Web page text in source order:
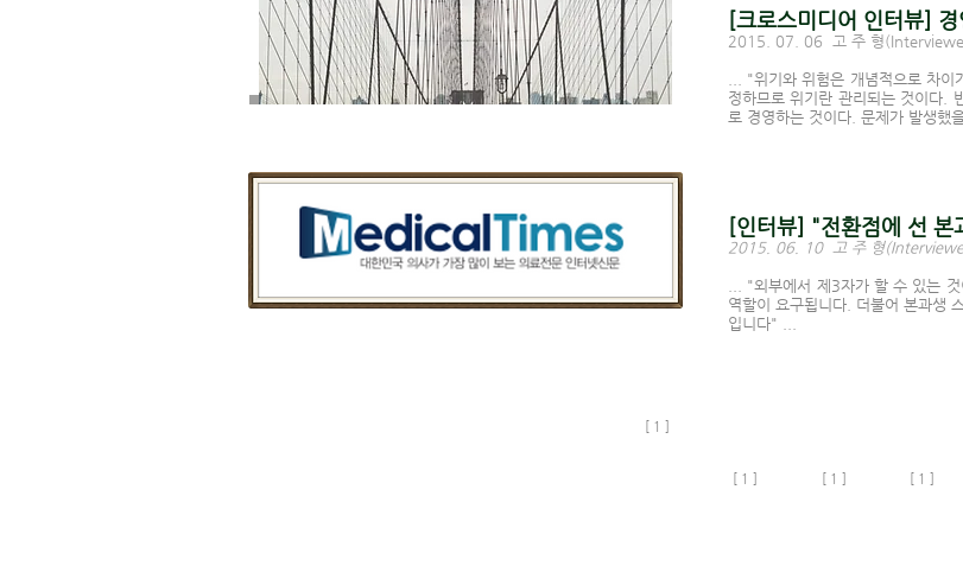
[ 1 ]
[인터뷰] "전환점에 선 본
2015. 06. 10 고 주 형
... "외부에서 제3자가 할 수 있는
역할이 요구됩니다. 더불어 본과생
입니다" ...
[크로스미디어 인터뷰]
2015. 07. 06 고 주 형
... "위기와 위험은 개념적으로 차
정하므로 위기란 관리되는 것이다.
로 경영하는 것이다. 문제가 발생했
[ 1 ] [ 1 ] [ 1 ]